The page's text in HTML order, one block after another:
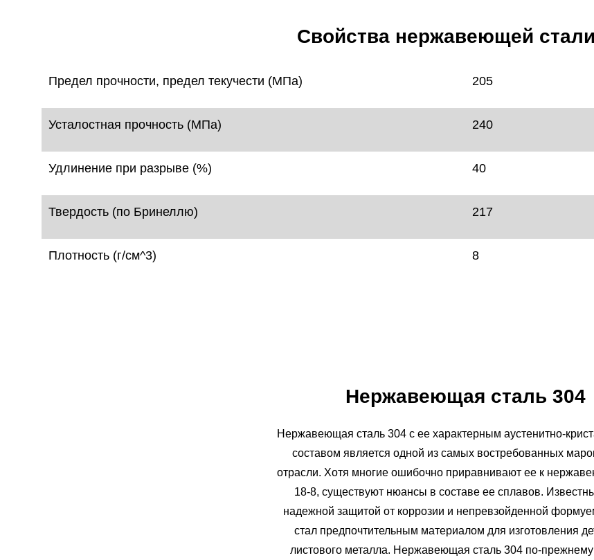
Свойства нержавеющей
Предел прочности, предел текучести (МПа) 205
Усталостная прочность (МПа) 240
Удлинение при разрыве (%) 40
Твердость (по Бринеллю) 217
Плотность (г/см^3) 8
Нержавеющая сталь 304
Нержавеющая сталь 304 с ее характерным аустенитно-
составом является одной из самых востребованных
отрасли. Хотя многие ошибочно приравнивают ее к
18-8, существуют нюансы в составе ее сплавов.
надежной защитой от коррозии и непревзойденной
стал предпочтительным материалом для изготовления
листового металла. Нержавеющая сталь 304 по-прежнему